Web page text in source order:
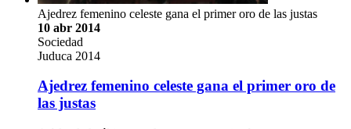
Ajedrez femenino celeste gana el primer oro de las justas
10 abr 2014
Sociedad
Juduca 2014
Ajedrez femenino celeste gana el primer oro de
las justas